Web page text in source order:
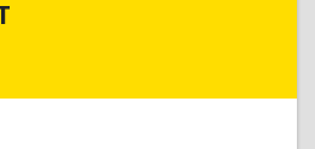
обл, м.о. Ржевский, Ржев г,